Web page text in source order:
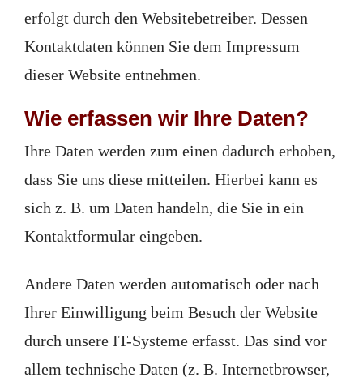
erfolgt durch den Websitebetreiber. Dessen
Kontaktdaten können Sie dem Impressum
dieser Website entnehmen.
Wie erfassen wir Ihre Daten?
Ihre Daten werden zum einen dadurch erhoben,
dass Sie uns diese mitteilen. Hierbei kann es
sich z. B. um Daten handeln, die Sie in ein
Kontaktformular eingeben.
Andere Daten werden automatisch oder nach
Ihrer Einwilligung beim Besuch der Website
durch unsere IT-Systeme erfasst. Das sind vor
allem technische Daten (z. B. Internetbrowser,